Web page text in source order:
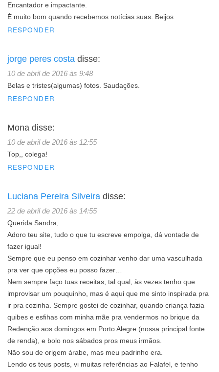
Encantador e impactante.
É muito bom quando recebemos notícias suas. Beijos
RESPONDER
jorge peres costa disse:
10 de abril de 2016 às 9:48
Belas e tristes(algumas) fotos. Saudações.
RESPONDER
Mona disse:
10 de abril de 2016 às 12:55
Top,, colega!
RESPONDER
Luciana Pereira Silveira disse:
22 de abril de 2016 às 14:55
Querida Sandra,
Adoro teu site, tudo o que tu escreve empolga, dá vontade de
fazer igual!
Sempre que eu penso em cozinhar venho dar uma vasculhada
pra ver que opções eu posso fazer…
Nem sempre faço tuas receitas, tal qual, às vezes tenho que
improvisar um pouquinho, mas é aqui que me sinto inspirada pra
ir pra cozinha. Sempre gostei de cozinhar, quando criança fazia
quibes e esfihas com minha mãe pra vendermos no brique da
Redenção aos domingos em Porto Alegre (nossa principal fonte
de renda), e bolo nos sábados pros meus irmãos.
Não sou de origem árabe, mas meu padrinho era.
Lendo os teus posts, vi muitas referências ao Falafel, e tenho